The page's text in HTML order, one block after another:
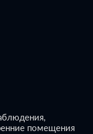
помещения